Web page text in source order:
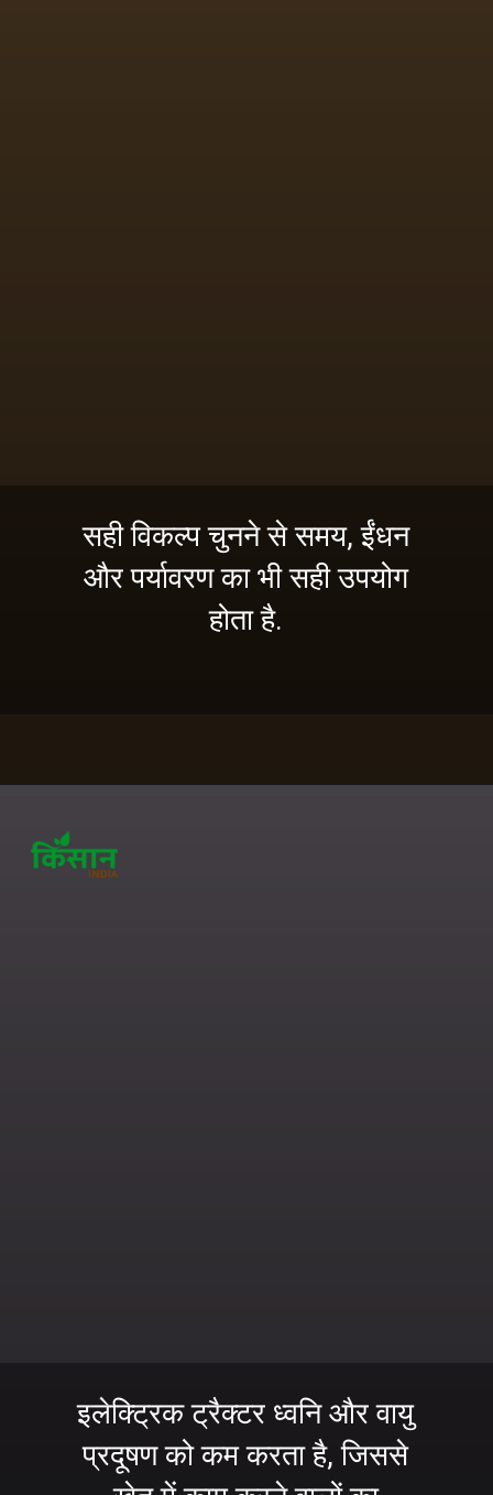
सही विकल्प चुनने से समय, ईंधन
और पर्यावरण का भी सही उपयोग
होता है.
इलेक्ट्रिक ट्रैक्टर ध्वनि और वायु
प्रदूषण को कम करता है, जिससे